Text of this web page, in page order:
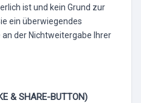
ist und kein Grund zur
ein überwiegendes
der Nichtweitergabe Ihrer
& SHARE-BUTTON)